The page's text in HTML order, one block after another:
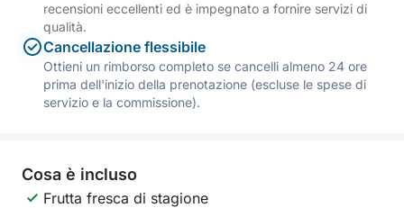
recensioni eccellenti ed è impegnato a fornire servizi di
qualità.
Cancellazione flessibile
Ottieni un rimborso completo se cancelli almeno 24 ore
prima dell'inizio della prenotazione (escluse le spese di
servizio e la commissione).
Cosa è incluso
Frutta fresca di stagione